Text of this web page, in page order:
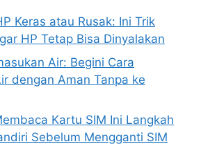
Keras atau Rusak: Ini Trik
HP Tetap Bisa Dinyalakan
Air: Begini Cara
dengan Aman Tanpa ke
Kartu SIM Ini Langkah
Sebelum Mengganti SIM